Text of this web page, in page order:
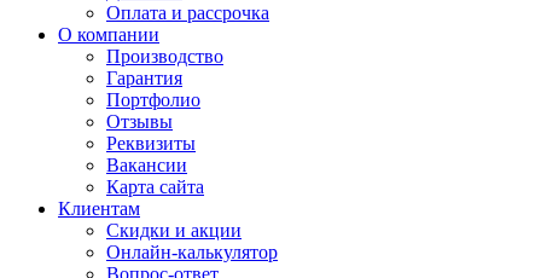
Оплата и рассрочка
О компании
Производство
Гарантия
Портфолио
Отзывы
Реквизиты
Вакансии
Карта сайта
Клиентам
Скидки и акции
Онлайн-калькулятор
Вопрос-ответ